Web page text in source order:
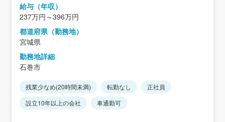
給与（年収）
237万円～396万円
都道府県（勤務地）
宮城県
勤務地詳細
石巻市
残業少なめ(20時間未満) 転勤なし
正社員
設立10年以上の会社
車通勤可